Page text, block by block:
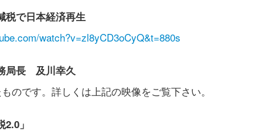
税で日本経済再生
watch?v=zl8yCD3oCyQ&t=880s
局長 及川幸久
のです。詳しくは上記の映像をご覧下さい。
」